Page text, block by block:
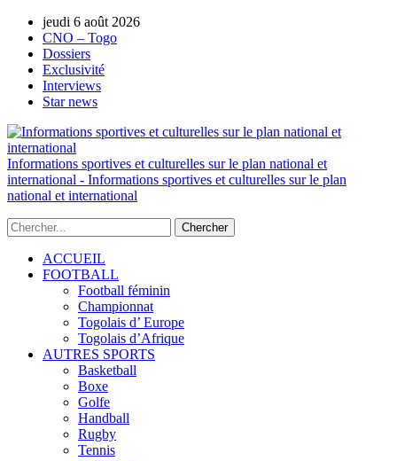
jeudi 6 août 2026
CNO – Togo
Dossiers
Exclusivité
Interviews
Star news
Informations sportives et culturelles sur le plan national et
international - Informations sportives et culturelles sur le plan
national et international
ACCUEIL
FOOTBALL
Football féminin
Championnat
Togolais d’ Europe
Togolais d’Afrique
AUTRES SPORTS
Basketball
Boxe
Golfe
Handball
Rugby
Tennis
AUTORISATION DE LA HAAC